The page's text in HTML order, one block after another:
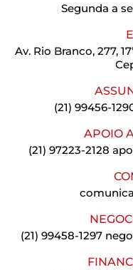
Segunda a
Av. Rio Branco, 277,
(21) 99456-
APOIO
(21) 97223-2128
(21) 99458-1297